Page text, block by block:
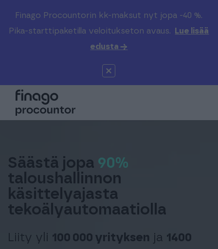
Finago Procountorin kk-maksut nyt jopa -40 %.
Pika-starttipaketilla veloitukseton avaus.
Lue lisää
edusta →
Etsi sivustolta
Valitse kieli
Global (EN)
Kirjaudu
Solo
Sopimuskone
Finago Sign
Kampus
Kenelle
Tilitoimistoille
Kokemuksia
Hinnasto
Säästä jopa 90%
taloushallinnon
käsittelyajasta
tekoälyautomaatiolla
Liity yli 100 000 yrityksen ja 1400